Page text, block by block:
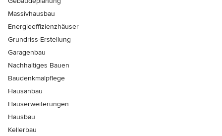
Massivhausbau
Energieeffizienzhäuser
Grundriss-Erstellung
Garagenbau
Nachhaltiges Bauen
Baudenkmalpflege
Hausanbau
Hauserweiterungen
Hausbau
Kellerbau